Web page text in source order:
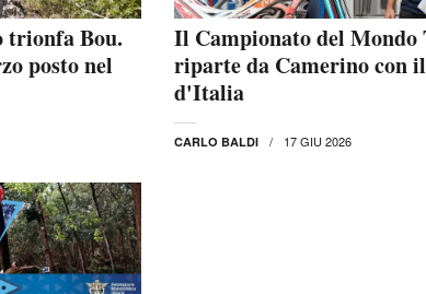
trionfa Bou.
posto nel
Il Campionato del
riparte da Camerino con
d'Italia
CARLO BALDI 17 GIU 2026